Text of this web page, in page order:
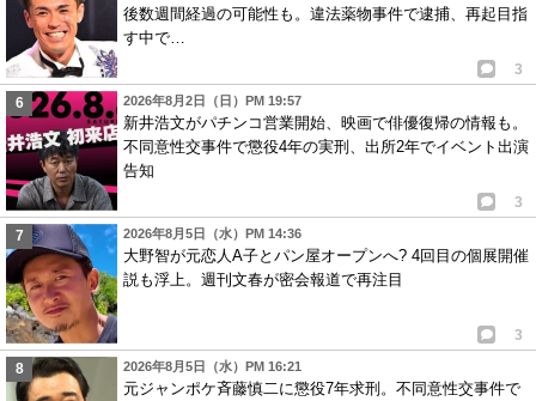
後数週間経過の可能性も。違法薬物事件で逮捕、再起目指
す中で…
3
2026年8月2日（日）PM 19:57
新井浩文がパチンコ営業開始、映画で俳優復帰の情報も。
不同意性交事件で懲役4年の実刑、出所2年でイベント出演
告知
3
2026年8月5日（水）PM 14:36
大野智が元恋人A子とパン屋オープンへ? 4回目の個展開催
説も浮上。週刊文春が密会報道で再注目
3
2026年8月5日（水）PM 16:21
元ジャンポケ斉藤慎二に懲役7年求刑。不同意性交事件で